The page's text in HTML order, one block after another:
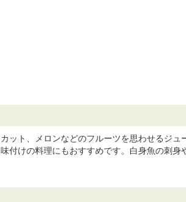
ト、メロンなどのフルーツを思わせるジュ
付けの料理にもおすすめです。白身魚の刺身